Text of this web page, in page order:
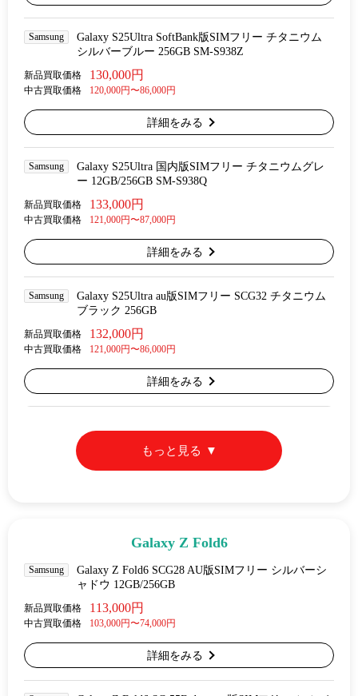
Samsung
Galaxy S25Ultra SoftBank版SIMフリー チタニウム
シルバーブルー 256GB SM-S938Z
新品買取価格 130,000円
中古買取価格 120,000円〜86,000円
詳細をみる
Samsung
Galaxy S25Ultra 国内版SIMフリー チタニウムグレ
ー 12GB/256GB SM-S938Q
新品買取価格 133,000円
中古買取価格 121,000円〜87,000円
詳細をみる
Samsung
Galaxy S25Ultra au版SIMフリー SCG32 チタニウム
ブラック 256GB
新品買取価格 132,000円
中古買取価格 121,000円〜86,000円
詳細をみる
もっと見る
Galaxy Z Fold6
Samsung
Galaxy Z Fold6 SCG28 AU版SIMフリー シルバーシ
ャドウ 12GB/256GB
新品買取価格 113,000円
中古買取価格 103,000円〜74,000円
詳細をみる